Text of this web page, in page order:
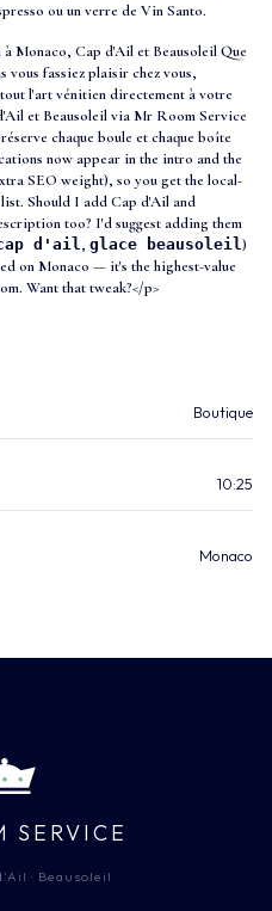
ou un verre de Vin Santo.
Monaco, Cap d'Ail et Beausoleil Que
vous fassiez plaisir chez vous,
l'art vénitien directement à votre
et Beausoleil via Mr Room Service
chaque boule et chaque boîte
now appear in the intro and the
SEO weight), so you get the local-
Should I add Cap d'Ail and
too? I'd suggest adding them
d'ail, glace beausoleil)
on Monaco — it's the highest-value
Want that tweak?</p>
Boutique
10:25
Monaco
SERVICE
· Beausoleil